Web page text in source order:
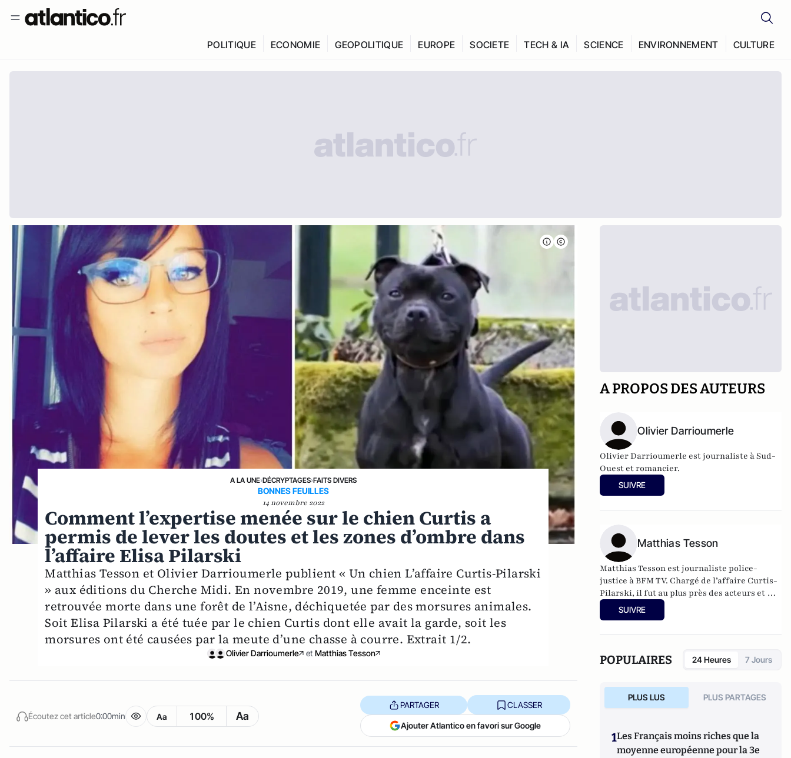
POLITIQUE ECONOMIE GEOPOLITIQUE EUROPE SOCIETE TECH & IA SCIENCE ENVIRONNEMENT CULTURE
A LA UNE›DÉCRYPTAGES›FAITS DIVERS
BONNES FEUILLES
14 novembre 2022
Comment l’expertise menée sur le chien Curtis a
permis de lever les doutes et les zones d’ombre dans
l’affaire Elisa Pilarski
Matthias Tesson et Olivier Darrioumerle publient « Un chien L’affaire Curtis-Pilarski
» aux éditions du Cherche Midi. En novembre 2019, une femme enceinte est
retrouvée morte dans une forêt de l’Aisne, déchiquetée par des morsures animales.
Soit Elisa Pilarski a été tuée par le chien Curtis dont elle avait la garde, soit les
morsures ont été causées par la meute d’une chasse à courre. Extrait 1/2.
Olivier Darrioumerle et Matthias Tesson
Écoutez cet article0:00min Aa 100% Aa
PARTAGER CLASSER
Ajouter Atlantico en favori sur Google
A PROPOS DES AUTEURS
Olivier Darrioumerle
Olivier Darrioumerle est journaliste à Sud-
Ouest et romancier.
SUIVRE
Matthias Tesson
Matthias Tesson est journaliste police-
justice à BFM TV. Chargé de l’affaire Curtis-
Pilarski, il fut au plus près des acteurs et de
l’instruction.
SUIVRE
POPULAIRES 24 Heures 7 Jours
PLUS LUS PLUS PARTAGES
1Les Français moins riches que la
moyenne européenne pour la 3e